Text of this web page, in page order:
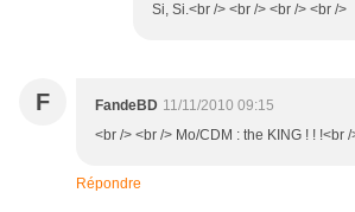
Si, Si.<br /> <br /> <br /> <br />
F FandeBD 11/11/2010 09:15
<br /> <br /> Mo/CDM : the KING ! ! !<br
Répondre